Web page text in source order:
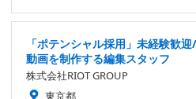
「ポテンシャル採用」未経験歓
動画を制作する編集スタッフ
株式会社RIOT GROUP
東京都